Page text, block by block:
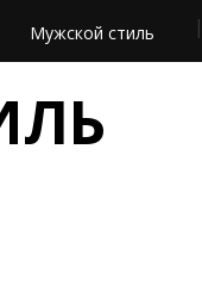
Мужской стиль